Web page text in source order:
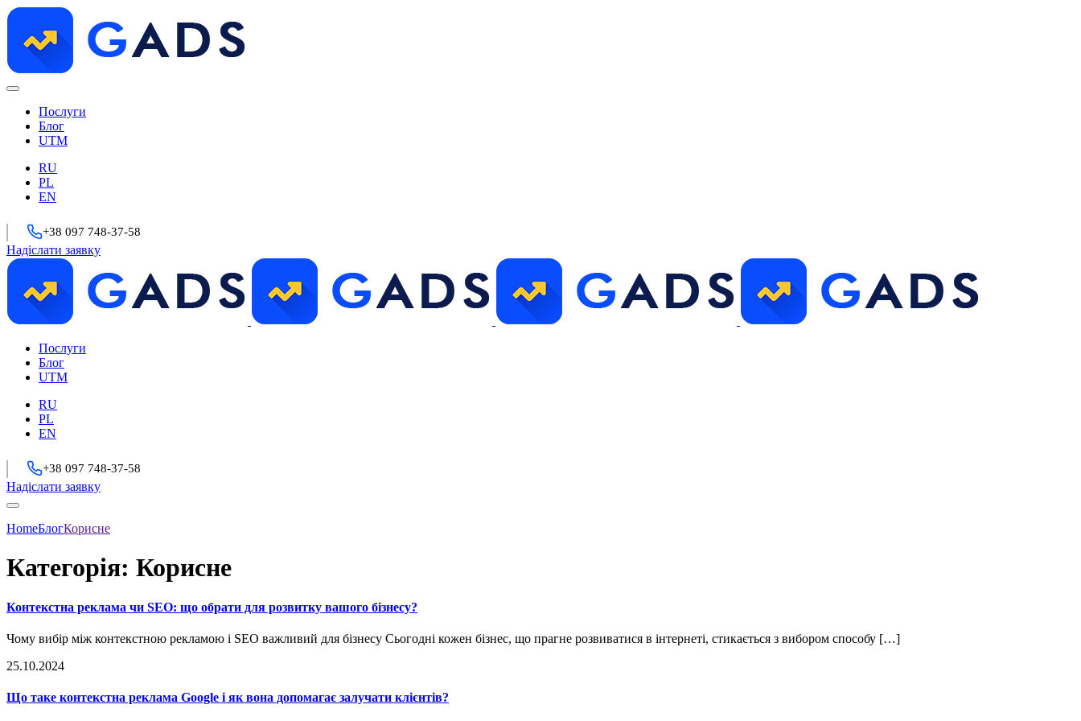
Послуги
Блог
UTM
RU
PL
EN
+38 097 748-37-58
Надіслати заявку
Послуги
Блог
UTM
RU
PL
EN
+38 097 748-37-58
Надіслати заявку
HomeБлогКорисне
Категорія: Корисне
Контекстна реклама чи SEO: що обрати для розвитку вашого бізнесу?
Чому вибір між контекстною рекламою і SEO важливий для бізнесу Сьогодні кожен бізнес, що прагне розвиватися в інтернеті, стикається з вибором способу […]
25.10.2024
Що таке контекстна реклама Google і як вона допомагає залучати клієнтів?